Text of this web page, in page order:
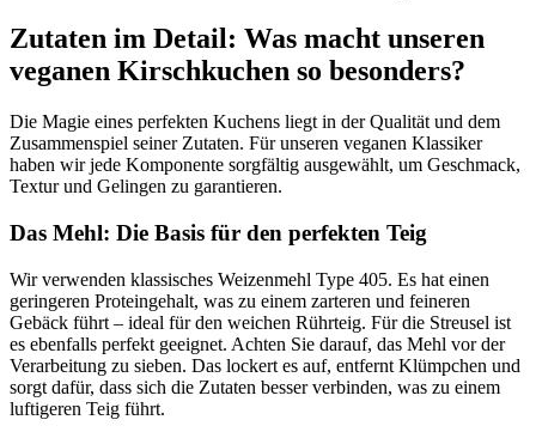
Zutaten im Detail: Was macht unseren
veganen Kirschkuchen so besonders?
Die Magie eines perfekten Kuchens liegt in der Qualität und dem
Zusammenspiel seiner Zutaten. Für unseren veganen Klassiker
haben wir jede Komponente sorgfältig ausgewählt, um Geschmack,
Textur und Gelingen zu garantieren.
Das Mehl: Die Basis für den perfekten Teig
Wir verwenden klassisches Weizenmehl Type 405. Es hat einen
geringeren Proteingehalt, was zu einem zarteren und feineren
Gebäck führt – ideal für den weichen Rührteig. Für die Streusel ist
es ebenfalls perfekt geeignet. Achten Sie darauf, das Mehl vor der
Verarbeitung zu sieben. Das lockert es auf, entfernt Klümpchen und
sorgt dafür, dass sich die Zutaten besser verbinden, was zu einem
luftigeren Teig führt.